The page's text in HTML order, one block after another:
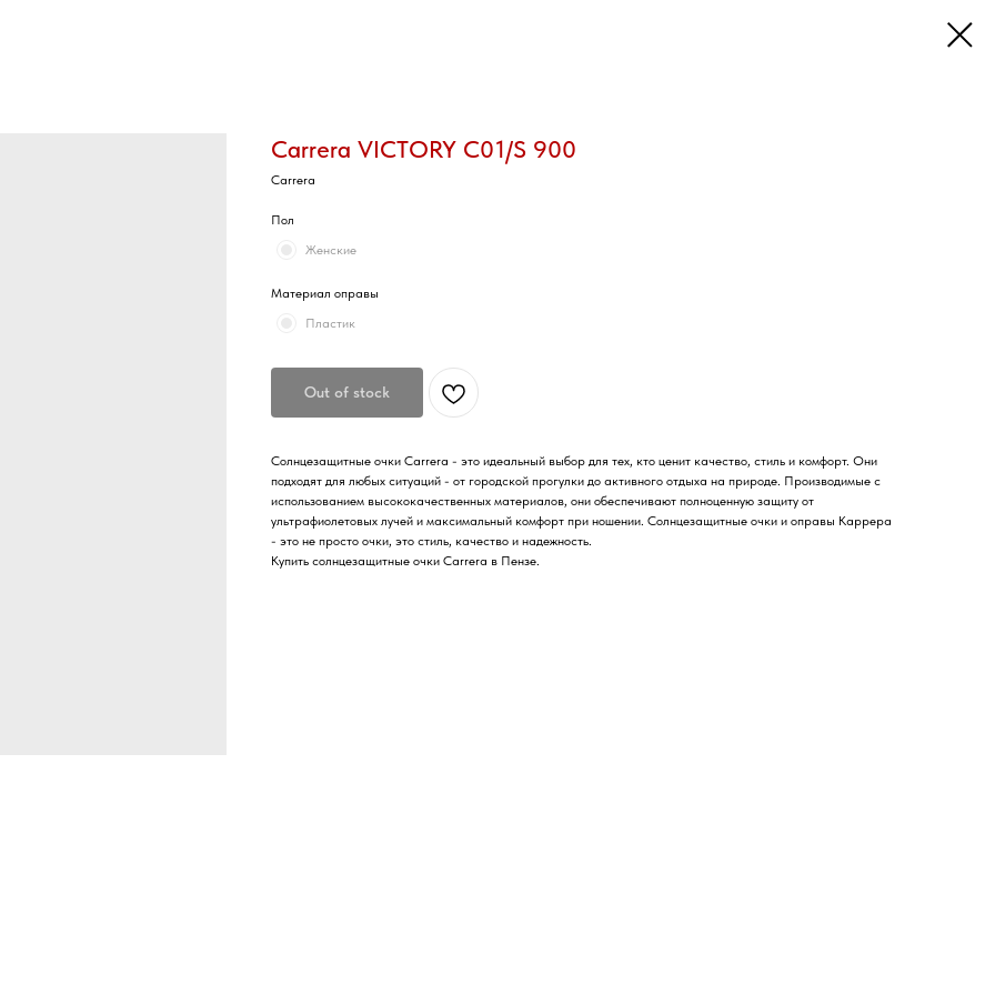
Carrera VICTORY C01/S 900
Carrera
Пол
Женские
Материал оправы
Пластик
Out of stock
Солнцезащитные очки Carrera - это идеальный выбор для тех, кто ценит качество, стиль и комфорт. Они
подходят для любых ситуаций - от городской прогулки до активного отдыха на природе. Производимые с
использованием высококачественных материалов, они обеспечивают полноценную защиту от
ультрафиолетовых лучей и максимальный комфорт при ношении. Солнцезащитные очки и оправы Каррера
- это не просто очки, это стиль, качество и надежность.
Купить солнцезащитные очки Carrera в Пензе.